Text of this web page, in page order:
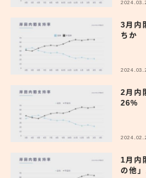
3月内
ちか
2月内
26%
1月内
の他